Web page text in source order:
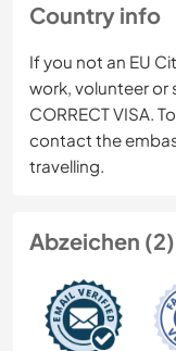
Country info
If you not an EU
work, volunteer or
CORRECT VISA.
contact the
travelling.
Abzeichen (2)